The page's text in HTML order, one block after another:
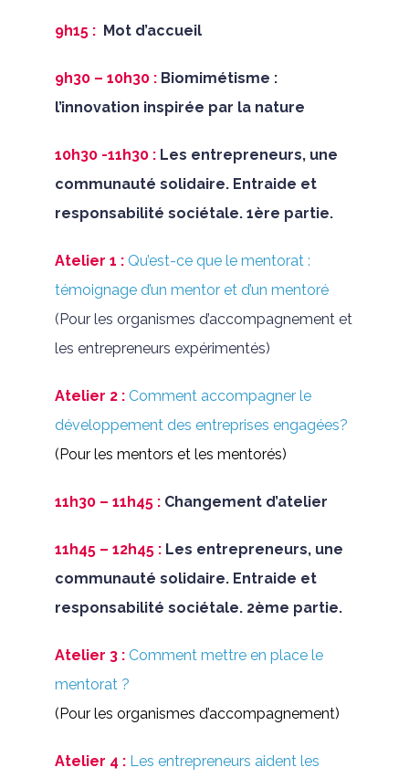
9h15 :Mot d’accueil
9h30 – 10h30 :Biomimétisme :
l’innovation inspirée par la nature
10h30 -11h30 :Les entrepreneurs, une
communauté solidaire. Entraide et
responsabilité sociétale. 1ère partie.
Atelier 1 : Qu’est-ce que le mentorat :
témoignage d’un mentor et d’un mentoré
(Pour les organismes d’accompagnement et
les entrepreneurs expérimentés)
Atelier 2 : Comment accompagner le
développement des entreprises engagées?
(Pour les mentors et les mentorés)
11h30 – 11h45 :Changement d’atelier
11h45 – 12h45 :Les entrepreneurs, une
communauté solidaire. Entraide et
responsabilité sociétale. 2ème partie.
Atelier 3 : Comment mettre en place le
mentorat ?
(Pour les organismes d’accompagnement)
Atelier 4 :Les entrepreneurs aident les